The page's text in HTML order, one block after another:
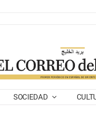
SOCIEDAD